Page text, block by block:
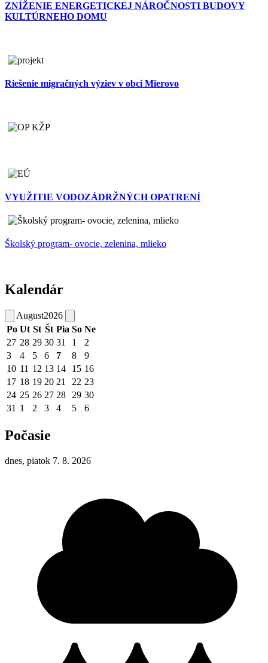
ZNÍŽENIE ENERGETICKEJ NÁROČNOSTI BUDOVY
KULTÚRNEHO DOMU
Riešenie migračných výziev v obci Mierovo
VYUŽITIE VODOZÁDRŽNÝCH OPATRENÍ
Školský program- ovocie, zelenina, mlieko
Kalendár
August2026
Po Ut St Št Pia So Ne
27 28 29 30 31 1
2
3
4 5 6 7 8
9
10 11 12 13 14 15 16
17 18 19 20 21 22 23
24 25 26 27 28 29 30
31 1 2 3 4 5 6
Počasie
dnes, piatok 7. 8. 2026